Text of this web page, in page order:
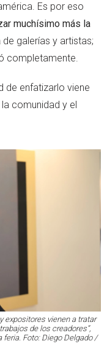
Es por eso
muchísimo más la
de galerías y artistas;
completamente.
de enfatizarlo viene
comunidad y el
expositores vienen a tratar
de los creadores”,
feria. Foto: Diego Delgado /